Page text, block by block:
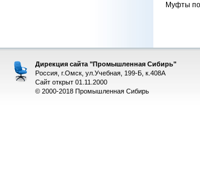
Муфты
Дирекция сайта "Промышленная Сибирь"
Россия, г.Омск, ул.Учебная, 199-Б, к.408А
Сайт открыт 01.11.2000
© 2000-2018 Промышленная Сибирь